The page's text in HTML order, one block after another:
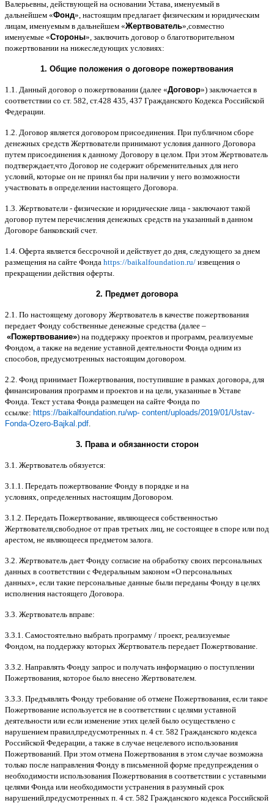
Валерьевны действующей на основании Устава именуемый в
дальнейшем «Фонд», настоящим предлагает физическим и юридическим
лицам именуемым в дальнейшем «Жертвователь», совместно
именуемые «Стороны», заключить договор o благотворительном
пожертвовании на нижеследующих условиях:
1. Общие положения o договоре пожертвования
1.1. Данный договор о пожертвовании (далее «Договор») заключается в
соответствии со ст. 582, ст.428 435, 437 Гражданского Кодекса Российской
Федерации
1.2. Договор является договором присоединения При публичном сборе
денежных средств Жертвователи принимают условия данного Договора
путем присоединения к данному Договору в целом При этом Жертвователь
подтверждает,что Договор не содержит обременительных для него
условий которые он не принял бы при наличии у него возможности
участвовать в определении настоящего Договора
1.3. Жертвователи - физические и юридические лица - заключают такой
договор путем перечисления денежных средств на указанный в данном
Договоре банковский счет.
1.4. Оферта является бессрочной и действует до дня следующего за днем
размещения на сайте Фонда https://baikalfoundation.ru/ извещения о
прекращении действия оферты
2. Предмет договора
2.1. По настоящему договору Жертвователь в качестве пожертвования
передает Фонду собственные денежные средства (далее –
«Пожертвование») на поддержку проектов и программ реализуемые
Фондом а также на ведение уставной деятельности Фонда одним из
способов предусмотренных настоящим договором
2.2. Фонд принимает Пожертвования поступившие в рамках договора для
финансирования программ и проектов и на цели указанные в Уставе
Фонда Текст устава Фонда размещен на сайте Фонда по
ссылке: https://baikalfoundation.ru/wp- content/uploads/2019/01/Ustav-
Fonda-Ozero-Bajkal.pdf
3. Права и обязанности сторон
3.1. Жертвователь обязуется:
3.1.1. Передать пожертвование Фонду в порядке и на
условиях определенных настоящим Договором
3.1.2. Передать Пожертвование являющееся собственностью
Жертвователя свободное от прав третьих лиц не состоящее в споре или под
арестом не являющееся предметом залога
3.2. Жертвователь дает Фонду согласие на обработку своих персональных
данных в соответствии с Федеральным законом «О персональных
данных», если такие персональные данные были переданы Фонду в целях
исполнения настоящего Договора
3.3. Жертвователь вправе:
3.3.1. Самостоятельно выбрать программу / проект, реализуемые
Фондом на поддержку которых Жертвователь передает Пожертвование
3.3.2. Направлять Фонду запрос и получать информацию о поступлении
Пожертвования которое было внесено Жертвователем
3.3.3. Предъявлять Фонду требование об отмене Пожертвования если такое
Пожертвование используется не в соответствии с целями уставной
деятельности или если изменение этих целей было осуществлено с
нарушением правил предусмотренных п . 4 ст. 582 Гражданского кодекса
Российской Федерации а также в случае нецелевого использования
Пожертвований При этом отмена Пожертвования в этом случае возможна
только после направления Фонду в письменной форме предупреждения о
необходимости использования Пожертвования в соответствии с уставными
целями Фонда или необходимости устранения в разумный срок
нарушений предусмотренных п . 4 ст. 582 Гражданского кодекса Российской